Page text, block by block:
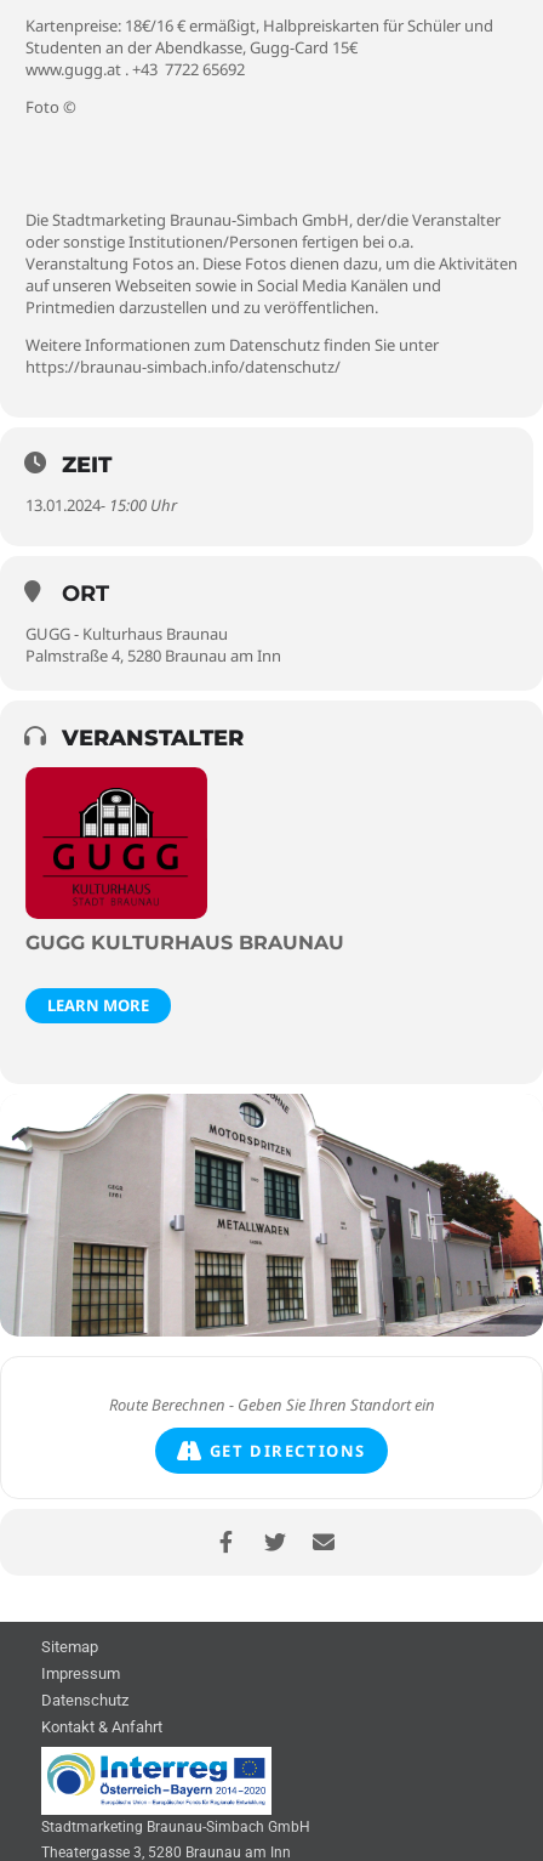
Kartenpreise: 18€/16 € ermäßigt, Halbpreiskarten für Schüler und
Studenten an der Abendkasse, Gugg-Card 15€
www.gugg.at . +43 7722 65692
Foto ©
Die Stadtmarketing Braunau-Simbach GmbH, der/die Veranstalter
oder sonstige Institutionen/Personen fertigen bei o.a.
Veranstaltung Fotos an. Diese Fotos dienen dazu, um die Aktivitäten
auf unseren Webseiten sowie in Social Media Kanälen und
Printmedien darzustellen und zu veröffentlichen.
Weitere Informationen zum Datenschutz finden Sie unter
https://braunau-simbach.info/datenschutz/
ZEIT
13.01.2024- 15:00 Uhr
ORT
GUGG - Kulturhaus Braunau
Palmstraße 4, 5280 Braunau am Inn
VERANSTALTER
GUGG KULTURHAUS BRAUNAU
LEARN MORE
GET DIRECTIONS
Sitemap
Impressum
Datenschutz
Kontakt & Anfahrt
Stadtmarketing Braunau-Simbach GmbH
Theatergasse 3, 5280 Braunau am Inn